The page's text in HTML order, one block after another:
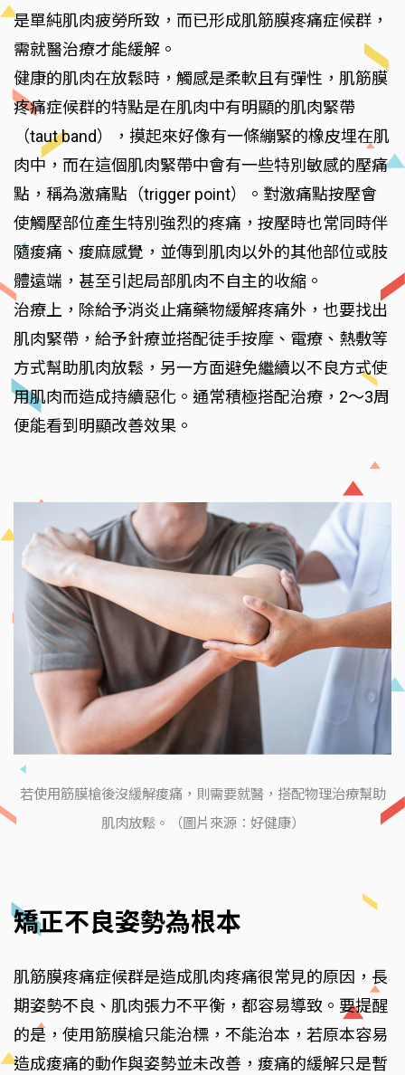
是單純肌肉疲勞所致，而已形成肌筋膜疼痛症候群，
需就醫治療才能緩解。
健康的肌肉在放鬆時，觸感是柔軟且有彈性，肌筋膜
疼痛症候群的特點是在肌肉中有明顯的肌肉緊帶
（taut band），摸起來好像有一條繃緊的橡皮埋在肌
肉中，而在這個肌肉緊帶中會有一些特別敏感的壓痛
點，稱為激痛點（trigger point）。對激痛點按壓會
使觸壓部位產生特別強烈的疼痛，按壓時也常同時伴
隨痠痛、痠麻感覺，並傳到肌肉以外的其他部位或肢
體遠端，甚至引起局部肌肉不自主的收縮。
治療上，除給予消炎止痛藥物緩解疼痛外，也要找出
肌肉緊帶，給予針療並搭配徒手按摩、電療、熱敷等
方式幫助肌肉放鬆，另一方面避免繼續以不良方式使
用肌肉而造成持續惡化。通常積極搭配治療，2～3周
便能看到明顯改善效果。
若使用筋膜槍後沒緩解痠痛，則需要就醫，搭配物理治療幫助
肌肉放鬆。（圖片來源：好健康）
矯正不良姿勢為根本
肌筋膜疼痛症候群是造成肌肉疼痛很常見的原因，長
期姿勢不良、肌肉張力不平衡，都容易導致。要提醒
的是，使用筋膜槍只能治標，不能治本，若原本容易
造成痠痛的動作與姿勢並未改善，痠痛的緩解只是暫